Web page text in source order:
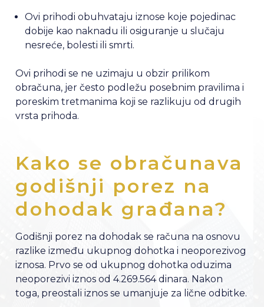
Ovi prihodi obuhvataju iznose koje pojedinac
dobije kao naknadu ili osiguranje u slučaju
nesreće, bolesti ili smrti.
Ovi prihodi se ne uzimaju u obzir prilikom
obračuna, jer često podležu posebnim pravilima i
poreskim tretmanima koji se razlikuju od drugih
vrsta prihoda.
Kako se obračunava
godišnji porez na
dohodak građana?
Godišnji porez na dohodak se računa na osnovu
razlike između ukupnog dohotka i neoporezivog
iznosa. Prvo se od ukupnog dohotka oduzima
neoporezivi iznos od 4.269.564 dinara. Nakon
toga, preostali iznos se umanjuje za lične odbitke.